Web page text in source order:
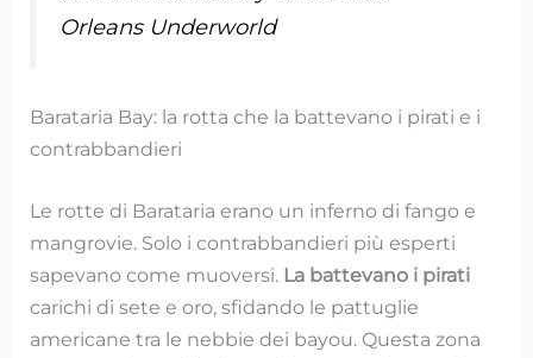
Orleans Underworld
Barataria Bay: la rotta che la battevano i pirati e i
contrabbandieri
Le rotte di Barataria erano un inferno di fango e
mangrovie. Solo i contrabbandieri più esperti
sapevano come muoversi. La battevano i pirati
carichi di sete e oro, sfidando le pattuglie
americane tra le nebbie dei bayou. Questa zona